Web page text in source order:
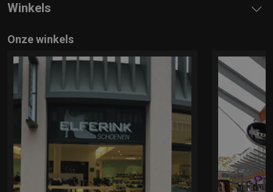
Winkels
Onze winkels